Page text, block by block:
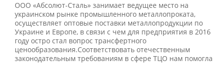
ООО «Абсолют-Сталь» занимает ведущее место на
украинском рынке промышленного металлопроката,
осуществляет оптовые поставки металлопродукции по
Украине и Европе, в связи с чем для предприятия в 2016
году остро стал вопрос трансфертного
ценообразования.Соответствовать отечественным
законодательным требованиям в сфере ТЦО нам помогла